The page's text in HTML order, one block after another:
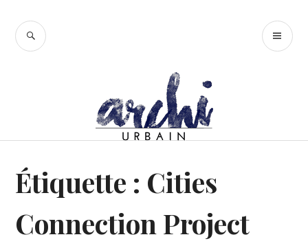
contenu
RECHERCHE
Étiquette : Cities
Connection Project